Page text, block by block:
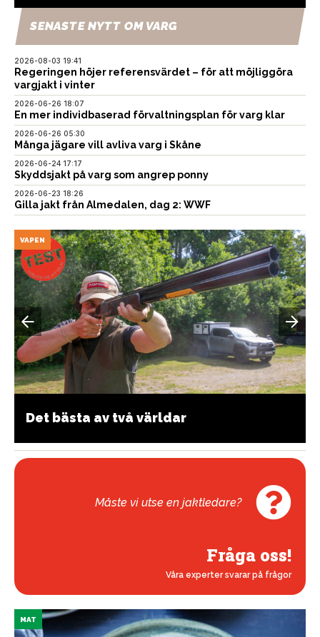
SENASTE NYTT OM VARG
2026-08-03 19:41
Regeringen höjer referensvärdet – för att möjliggöra
vargjakt i vinter
2026-06-26 18:07
En mer individbaserad förvaltningsplan för varg klar
2026-06-26 05:30
Många jägare vill avliva varg i Skåne
2026-06-24 17:17
Skyddsjakt på varg som angrep ponny
2026-06-23 18:26
Gilla jakt från Almedalen, dag 2: WWF
VAPEN
Det bästa av två världar
Måste vi utse en jaktledare?
Fråga oss!
Våra experter svarar på frågor
MAT